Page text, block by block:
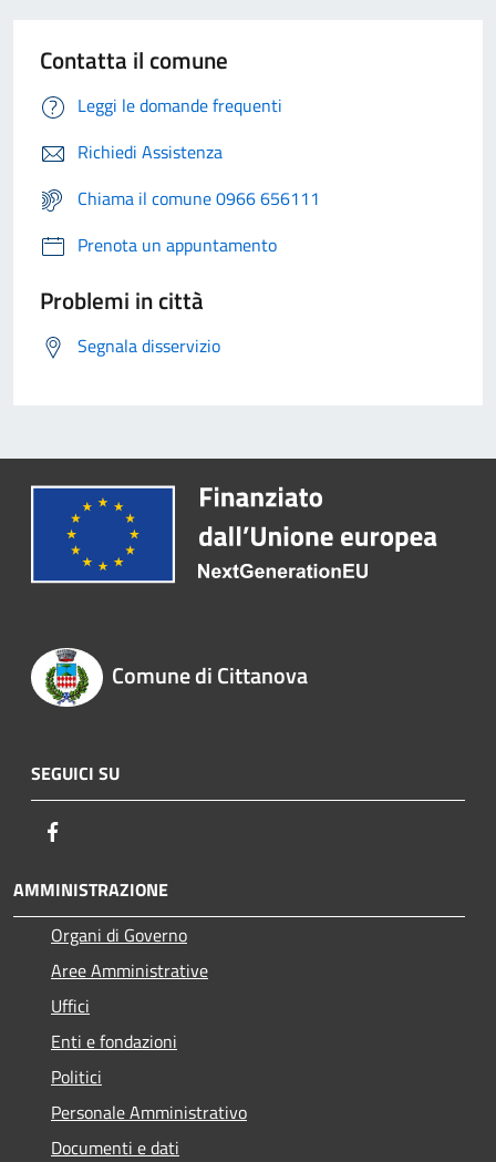
Contatta il comune
Leggi le domande frequenti
Richiedi Assistenza
Chiama il comune 0966 656111
Prenota un appuntamento
Problemi in città
Segnala disservizio
Comune di Cittanova
SEGUICI SU
AMMINISTRAZIONE
Organi di Governo
Aree Amministrative
Uffici
Enti e fondazioni
Politici
Personale Amministrativo
Documenti e dati